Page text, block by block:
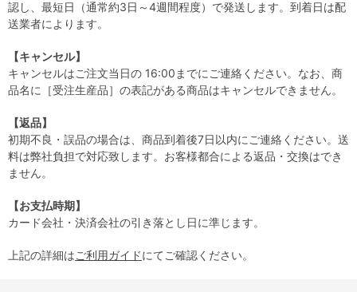
認し、最短日（通常約3日～4週間程度）で発送します。到着日は配
送業者によります。
【キャンセル】
キャンセルはご注文当日の 16:00までにご連絡ください。なお、商
品名に［受注生産品］の表記がある商品はキャンセルできません。
【返品】
初期不良・誤品の場合は、商品到着後7日以内にご連絡ください。送
料は弊社負担で対応致します。お客様都合による返品・交換はでき
ません。
【お支払時期】
カード会社・決済会社の引き落とし日に準じます。
上記の詳細はご利用ガイドにてご確認ください。